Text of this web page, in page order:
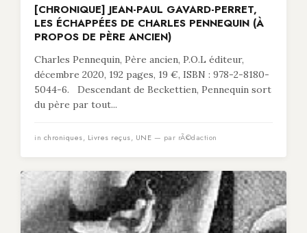
[CHRONIQUE] JEAN-PAUL GAVARD-PERRET,
LES ÉCHAPPÉES DE CHARLES PENNEQUIN (À
PROPOS DE PÈRE ANCIEN)
Charles Pennequin, Père ancien, P.O.L éditeur,
décembre 2020, 192 pages, 19 €, ISBN : 978-2-8180-
5044-6. Descendant de Beckettien, Pennequin sort
du père par tout...
in chroniques, Livres reçus, UNE — par rÃ©daction